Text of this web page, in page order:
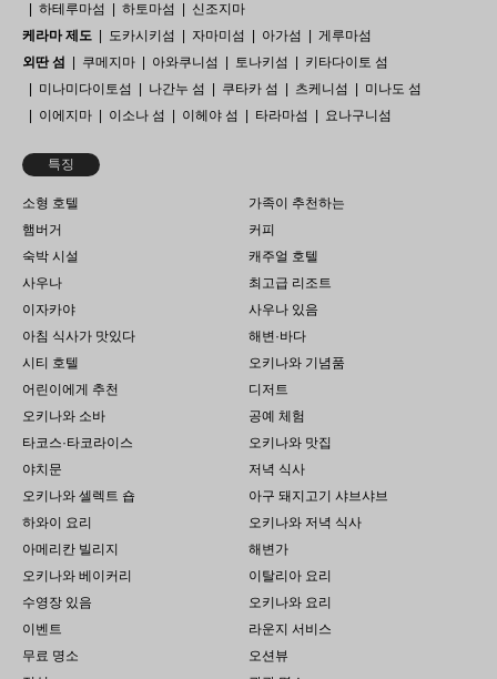
하테루마섬
하토마섬
신조지마
케라마 제도
도카시키섬 자마미섬 아가섬
게루마섬
외딴 섬
쿠메지마 아와쿠니섬 토나키섬
키타다이토 섬
미나미다이토섬
나간누 섬 쿠타카 섬 츠케니섬
미나도 섬
이에지마
이소나 섬 이헤야 섬 타라마섬 요나구니섬
특징
소형 호텔
가족이 추천하는
햄버거
커피
숙박 시설
캐주얼 호텔
사우나
최고급 리조트
이자카야
사우나 있음
아침 식사가 맛있다
해변·바다
시티 호텔
오키나와 기념품
어린이에게 추천
디저트
오키나와 소바
공예 체험
타코스·타코라이스
오키나와 맛집
야치문
저녁 식사
오키나와 셀렉트 숍
아구 돼지고기 샤브샤브
하와이 요리
오키나와 저녁 식사
아메리칸 빌리지
해변가
오키나와 베이커리
이탈리아 요리
수영장 있음
오키나와 요리
이벤트
라운지 서비스
무료 명소
오션뷰